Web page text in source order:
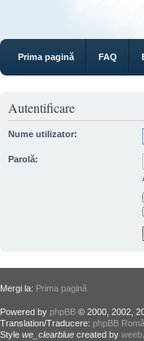
Prima pagină FAQ
Autentificare
Nume utilizator:
Parolă:
Mergi la: Prima pagină
Powered by phpBB © 2000, 2002,
Translation/Traducere: phpBB
Style we_clearblue created by weeb